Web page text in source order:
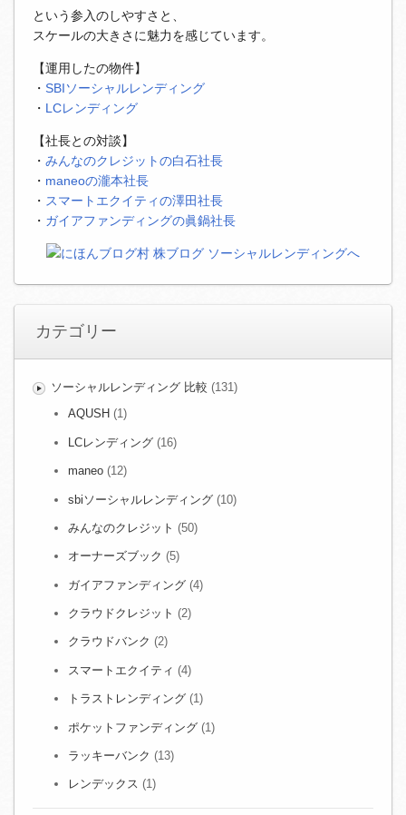
という参入のしやすさと、
スケールの大きさに魅力を感じています。
【運用したの物件】
・ SBIソーシャルレンディング
・ LCレンディング
【社長との対談】
・ みんなのクレジットの白石社長
・ maneoの瀧本社長
・ スマートエクイティの澤田社長
・ ガイアファンディングの眞鍋社長
カテゴリー
ソーシャルレンディング 比較 (131)
AQUSH (1)
LCレンディング (16)
maneo (12)
sbiソーシャルレンディング (10)
みんなのクレジット (50)
オーナーズブック (5)
ガイアファンディング (4)
クラウドクレジット (2)
クラウドバンク (2)
スマートエクイティ (4)
トラストレンディング (1)
ポケットファンディング (1)
ラッキーバンク (13)
レンデックス (1)